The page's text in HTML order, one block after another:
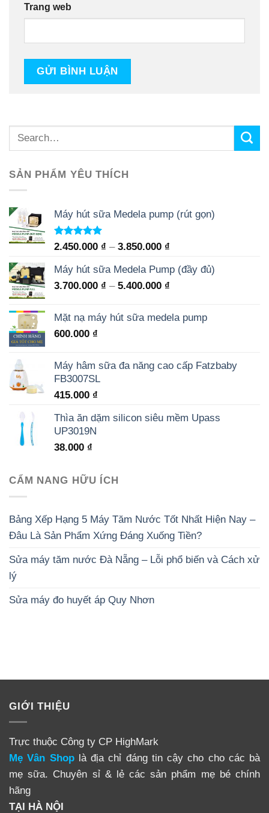
Trang web
SẢN PHẨM YÊU THÍCH
Máy hút sữa Medela pump (rút gọn)
Rated 5.00
2.450.000 ₫ – 3.850.000 ₫
Máy hút sữa Medela Pump (đầy đủ)
3.700.000 ₫ – 5.400.000 ₫
Mặt nạ máy hút sữa medela pump
600.000 ₫
Máy hâm sữa đa năng cao cấp Fatzbaby
FB3007SL
415.000 ₫
Thìa ăn dặm silicon siêu mềm Upass
UP3019N
38.000 ₫
CẨM NANG HỮU ÍCH
Bảng Xếp Hạng 5 Máy Tăm Nước Tốt Nhất Hiện Nay –
Đâu Là Sản Phẩm Xứng Đáng Xuống Tiền?
Sửa máy tăm nước Đà Nẵng – Lỗi phổ biến và Cách xử
lý
Sửa máy đo huyết áp Quy Nhơn
GIỚI THIỆU
Trực thuộc Công ty CP HighMark
Mẹ Vân Shoplà địa chỉ đáng tin cậy cho cho các bà
mẹ sữa. Chuyên sỉ & lẻ các sản phẩm mẹ bé chính
hãng
TẠI HÀ NỘI